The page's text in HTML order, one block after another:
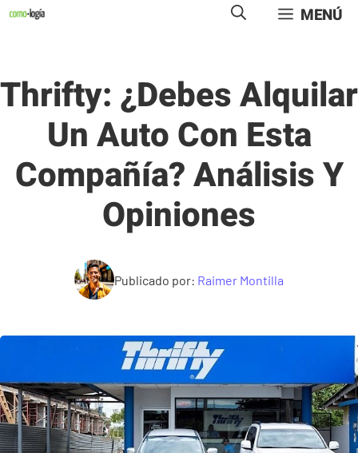
Saltar
MENÚ
Thrifty: ¿Debes Alquilar
Un Auto Con Esta
Compañía? Análisis Y
Opiniones
Publicado por: Raimer Montilla